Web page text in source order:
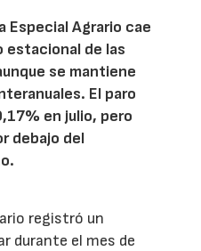
Especial Agrario cae
de las
se mantiene
El paro
en julio, pero
debajo del
registró un
durante el mes de